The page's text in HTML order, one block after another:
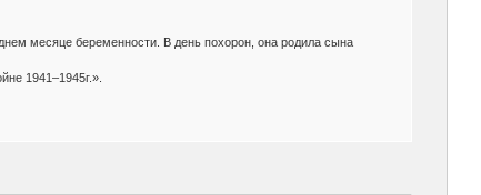
месяце беременности. В день похорон, она родила сына
1941–1945г.».